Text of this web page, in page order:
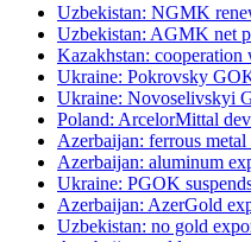
Uzbekistan: NGMK
Uzbekistan: AGMK net
Kazakhstan: cooperation
Ukraine: Pokrovsky
Ukraine: Novoselivskyi
Poland: ArcelorMittal
Azerbaijan: ferrous
Azerbaijan: aluminum
Ukraine: PGOK
Azerbaijan: AzerGold
Uzbekistan: no gold